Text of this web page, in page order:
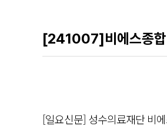
[241007]비에스종합
[일요신문] 성수의료재단 비